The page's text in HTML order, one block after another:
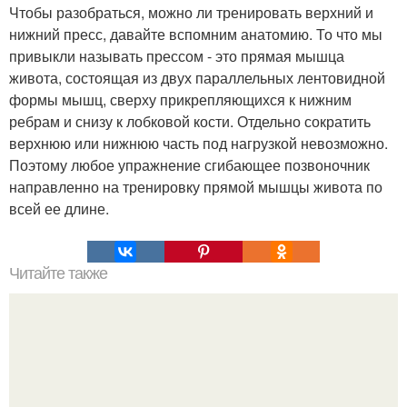
Чтобы разобраться, можно ли тренировать верхний и
нижний пресс, давайте вспомним анатомию. То что мы
привыкли называть прессом - это прямая мышца
живота, состоящая из двух параллельных лентовидной
формы мышц, сверху прикрепляющихся к нижним
ребрам и снизу к лобковой кости. Отдельно сократить
верхнюю или нижнюю часть под нагрузкой невозможно.
Поэтому любое упражнение сгибающее позвоночник
направленно на тренировку прямой мышцы живота по
всей ее длине.
Читайте также